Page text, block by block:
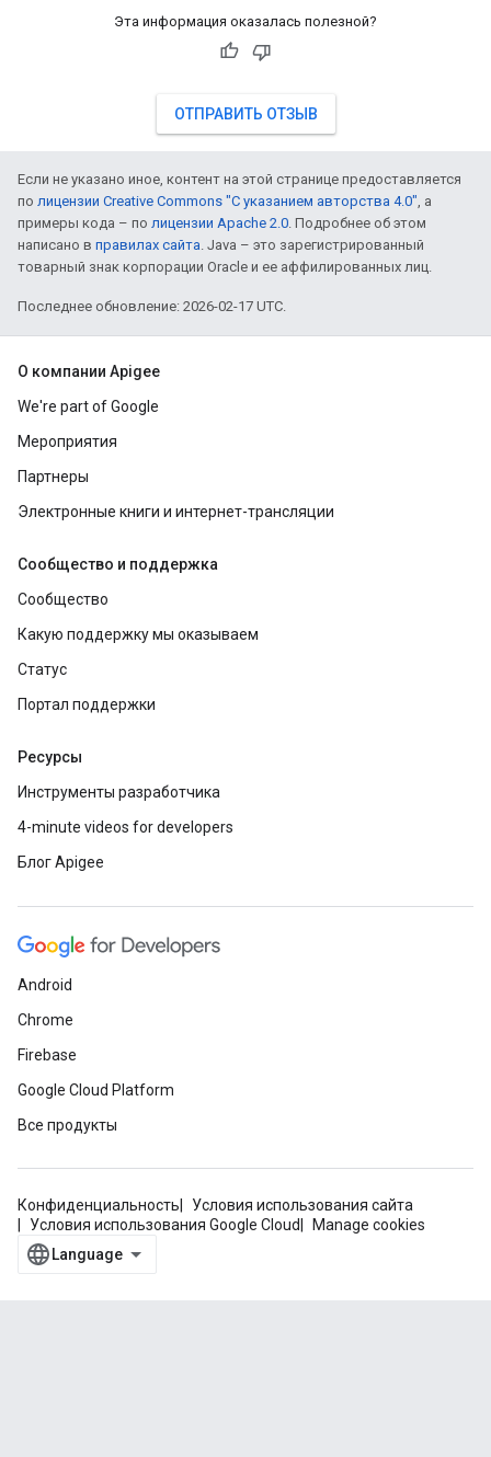
Эта информация оказалась полезной?
ОТПРАВИТЬ ОТЗЫВ
Если не указано иное, контент на этой странице предоставляется
по лицензии Creative Commons "С указанием авторства 4.0", а
примеры кода – по лицензии Apache 2.0. Подробнее об этом
написано в правилах сайта. Java – это зарегистрированный
товарный знак корпорации Oracle и ее аффилированных лиц.
Последнее обновление: 2026-02-17 UTC.
О компании Apigee
We're part of Google
Мероприятия
Партнеры
Электронные книги и интернет-трансляции
Сообщество и поддержка
Сообщество
Какую поддержку мы оказываем
Статус
Портал поддержки
Ресурсы
Инструменты разработчика
4-minute videos for developers
Блог Apigee
Android
Chrome
Firebase
Google Cloud Platform
Все продукты
Конфиденциальность
Условия использования сайта
Условия использования Google Cloud
Manage cookies